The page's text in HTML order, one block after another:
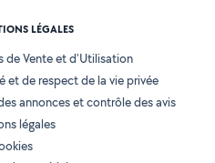
LÉGALES
de Vente et d'Utilisation
et de respect de la vie privée
annonces et contrôle des avis
légales